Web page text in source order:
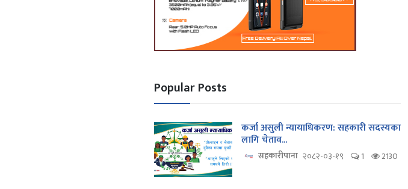
Popular Posts
कर्जा असुली न्यायाधिकरण: सहकारी सदस्यका
लागि चेताव...
सहकारीपाना २०८२-०३-१९ 1 2130